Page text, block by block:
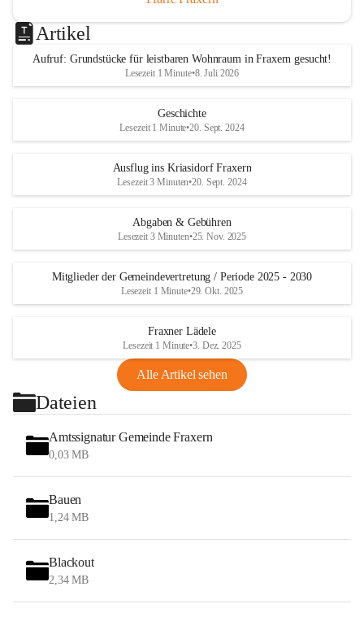
Artikel
Aufruf: Grundstücke für leistbaren Wohnraum in Fraxern gesucht!
Lesezeit 1 Minute•8. Juli 2026
Geschichte
Lesezeit 1 Minute•20. Sept. 2024
Ausflug ins Kriasidorf Fraxern
Lesezeit 3 Minuten•20. Sept. 2024
Abgaben & Gebühren
Lesezeit 3 Minuten•25. Nov. 2025
Mitglieder der Gemeindevertretung / Periode 2025 - 2030
Lesezeit 1 Minute•29. Okt. 2025
Fraxner Lädele
Lesezeit 1 Minute•3. Dez. 2025
Alle Artikel sehen
Dateien
Amtssignatur Gemeinde Fraxern
0,03 MB
Bauen
1,24 MB
Blackout
2,34 MB